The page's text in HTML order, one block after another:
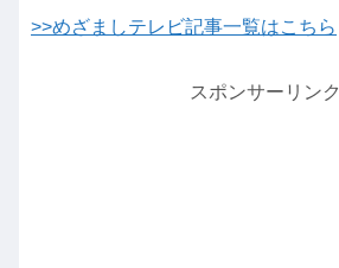
>>めざましテレビ記事一覧はこちら
スポンサーリンク